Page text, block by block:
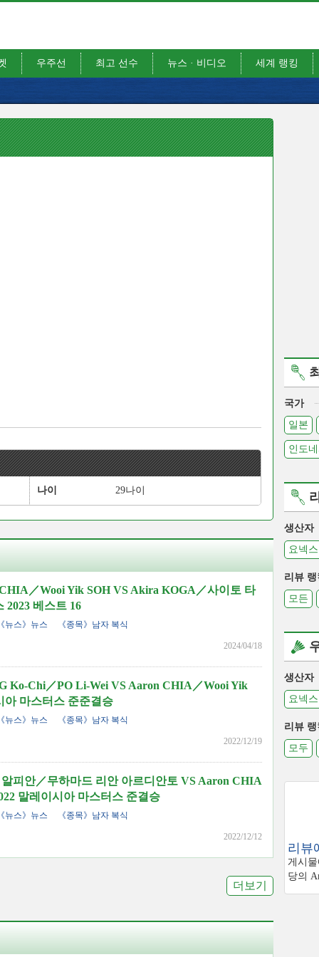
우주선 최고 선수 뉴스 · 비디오 세계 랭킹
나이 29나이
／Wooi Yik SOH VS Akira KOGA／사이토 타
2023 베스트 16
뉴스》뉴스 《종목》남자 복식
2024/04/18
Ko-Chi／PO Li-Wei VS Aaron CHIA／Wooi Yik
아 마스터스 준준결승
뉴스》뉴스 《종목》남자 복식
2022/12/19
피안／무하마드 리안 아르디안토 VS Aaron CHIA
말레이시아 마스터스 준결승
뉴스》뉴스 《종목》남자 복식
2022/12/12
더보기
국가
일본
인도
생산자
요넥스
리뷰 랭
모든
생산자
요넥스
리뷰 랭
모두
리뷰
게시
당의